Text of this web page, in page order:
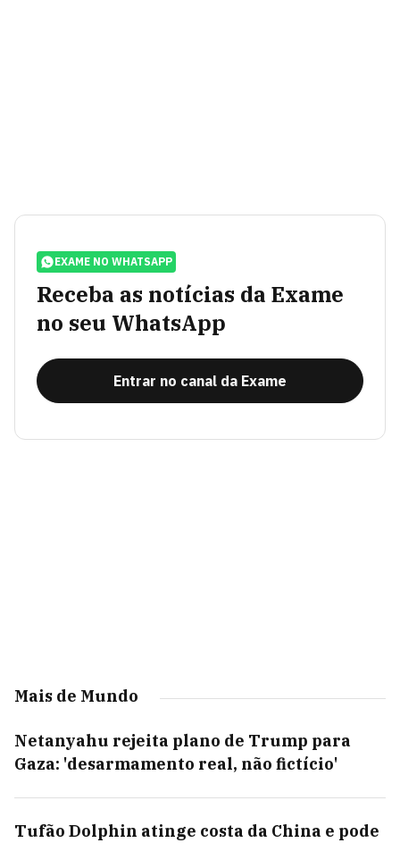
EXAME NO WHATSAPP
Receba as notícias da Exame
no seu WhatsApp
Entrar no canal da Exame
Mais de Mundo
Netanyahu rejeita plano de Trump para
Gaza: 'desarmamento real, não fictício'
Tufão Dolphin atinge costa da China e pode